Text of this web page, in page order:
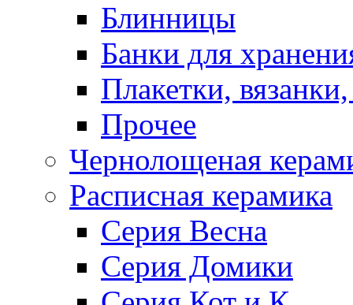
Блинницы
Банки для
Плакетки,
Прочее
Чернолощеная
Расписная керамика
Серия Весна
Серия Домики